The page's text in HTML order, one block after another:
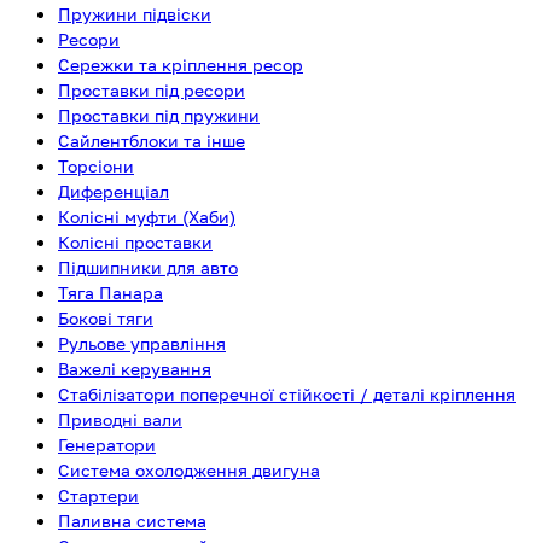
Пружини підвіски
Ресори
Сережки та кріплення ресор
Проставки під ресори
Проставки під пружини
Сайлентблоки та інше
Торсіони
Диференціал
Колісні муфти (Хаби)
Колісні проставки
Підшипники для авто
Тяга Панара
Бокові тяги
Рульове управління
Важелі керування
Стабілізатори поперечної стійкості / деталі кріплення
Приводні вали
Генератори
Система охолодження двигуна
Стартери
Паливна система